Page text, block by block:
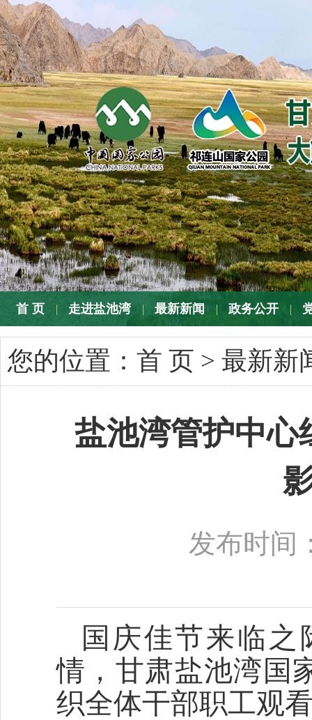
首 页 走进盐池湾 最新新闻 政务公开
您的位置： 首 页 > 最新新
盐池湾管护中心
发布时间
国庆佳节来临
情，甘肃盐池湾国
织全体干部职工观